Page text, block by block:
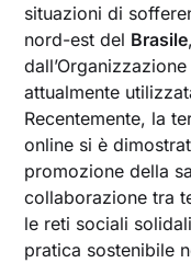
situazioni di
nord-est del Brasile
attualmente
Recentemente, la
online si è
promozione della
collaborazione tra
le reti sociali
pratica sostenibile